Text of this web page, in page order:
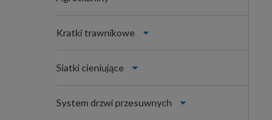
Kratki trawnikowe
Siatki cieniujące
System drzwi przesuwnych